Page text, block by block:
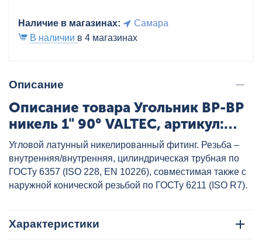
Наличие в магазинах:
Самара
В наличии в 4 магазинах
Описание
Описание товара Угольник ВР-ВР
никель 1" 90° VALTEC, артикул:
VTr.090.N.0006
Угловой латунный никелированный фитинг. Резьба –
внутренняя/внутренняя, цилиндрическая трубная по
ГОСТу 6357 (ISO 228, EN 10226), совместимая также с
наружной конической резьбой по ГОСТу 6211 (ISO R7).
Характеристики